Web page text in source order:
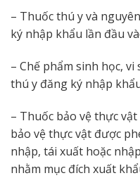
– Thuốc thú y và
ký nhập khẩu lần đầu
– Chế phẩm sinh học,
thú y đăng ký nhập
– Thuốc bảo vệ thực
bảo vệ thực vật được
nhập, tái xuất hoặc
nhằm mục đích xuất